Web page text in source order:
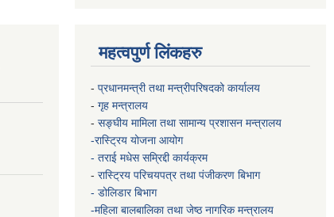
महत्वपुर्ण लिंकहरु
- प्रधानमन्त्री तथा मन्त्रीपरिषदको कार्यालय
- गृह मन्त्रालय
- सङ्घीय मामिला तथा सामान्य प्रशासन मन्त्रालय
-रास्ट्रिय योजना आयोग
- तराई मधेस सम्रिद्दी कार्यक्रम
- रास्ट्रिय परिचयपत्र तथा पंजीकरण बिभाग
- डोलिडार बिभाग
-महिला बालबालिका तथा जेष्ठ नागरिक मन्त्रालय